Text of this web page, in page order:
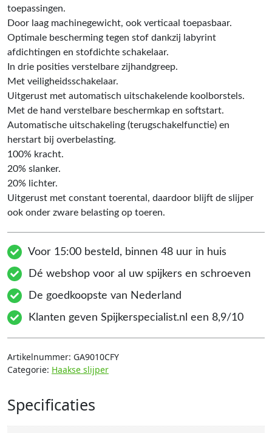
toepassingen.
Door laag machinegewicht, ook verticaal toepasbaar.
Optimale bescherming tegen stof dankzij labyrint
afdichtingen en stofdichte schakelaar.
In drie posities verstelbare zijhandgreep.
Met veiligheidsschakelaar.
Uitgerust met automatisch uitschakelende koolborstels.
Met de hand verstelbare beschermkap en softstart.
Automatische uitschakeling (terugschakelfunctie) en
herstart bij overbelasting.
100% kracht.
20% slanker.
20% lichter.
Uitgerust met constant toerental, daardoor blijft de slijper
ook onder zware belasting op toeren.
Voor 15:00 besteld, binnen 48 uur in huis
Dé webshop voor al uw spijkers en schroeven
De goedkoopste van Nederland
Klanten geven Spijkerspecialist.nl een 8,9/10
Artikelnummer: GA9010CFY
Categorie: Haakse slijper
Specificaties